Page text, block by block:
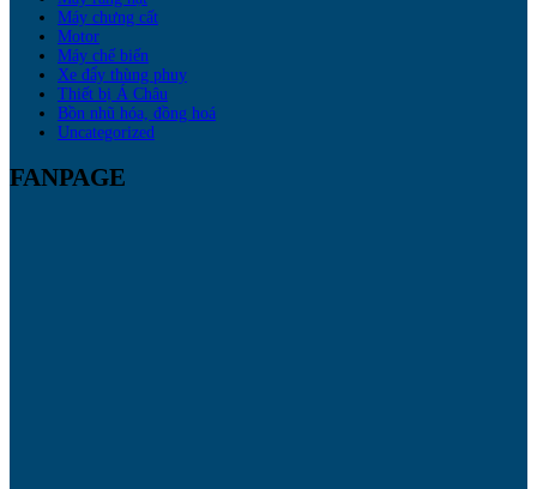
Máy chưng cất
Motor
Máy chế biến
Xe đẩy thùng phuy
Thiết bị Á Châu
Bồn nhũ hóa, đồng hoá
Uncategorized
FANPAGE